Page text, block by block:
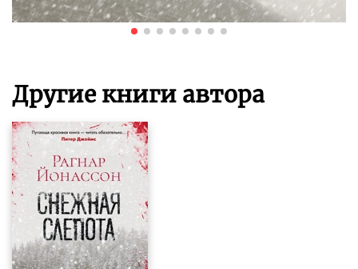
Другие книги автора